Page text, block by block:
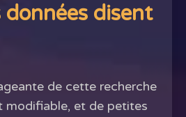
données disent
de cette recherche
modifiable, et de petites